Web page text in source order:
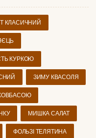
КЛАСИЧНИЙ
КУРКОЮ
ЗИМУ КВАСОЛЯ
МИШКА САЛАТ
ФОЛЬЗІ ТЕЛЯТИНА